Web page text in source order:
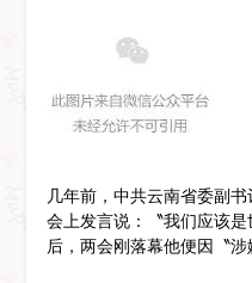
几年前，中共云南省委副
会上发言说：〝我们应该
后，两会刚落幕他便因〝涉